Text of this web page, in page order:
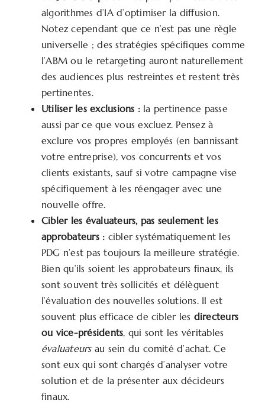
algorithmes d’IA d’optimiser la diffusion.
Notez cependant que ce n’est pas une règle
universelle ; des stratégies spécifiques comme
l’ABM ou le retargeting auront naturellement
des audiences plus restreintes et restent très
pertinentes.
Utiliser les exclusions :la pertinence passe
aussi par ce que vous excluez. Pensez à
exclure vos propres employés (en bannissant
votre entreprise), vos concurrents et vos
clients existants, sauf si votre campagne vise
spécifiquement à les réengager avec une
nouvelle offre.
Cibler les évaluateurs, pas seulement les
approbateurs : cibler systématiquement les
PDG n’est pas toujours la meilleure stratégie.
Bien qu’ils soient les approbateurs finaux, ils
sont souvent très sollicités et délèguent
l’évaluation des nouvelles solutions. Il est
souvent plus efficace de cibler les directeurs
ou vice-présidents, qui sont les véritables
évaluateursau sein du comité d’achat. Ce
sont eux qui sont chargés d’analyser votre
solution et de la présenter aux décideurs
finaux.